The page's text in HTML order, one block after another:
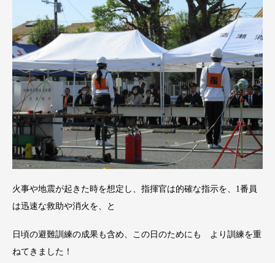
火事や地震が起きた時を想定し、指揮官は的確な指示を、1番員
は迅速な救助や消火を、と
日頃の避難訓練の成果も含め、この日のためにも より訓練を重
ねてきました！